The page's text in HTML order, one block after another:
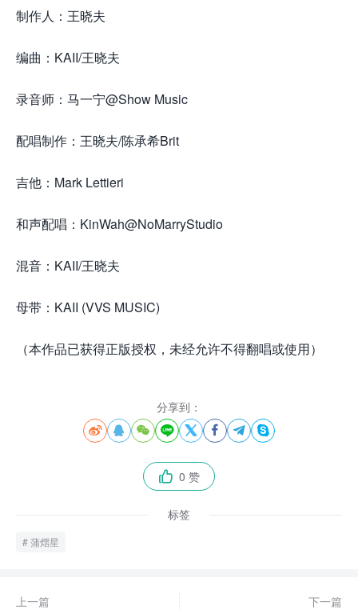
制作人：王晓夫
编曲：KAII/王晓夫
录音师：马一宁@Show Music
配唱制作：王晓夫/陈承希Brit
吉他：Mark Lettieri
和声配唱：KinWah@NoMarryStudio
混音：KAII/王晓夫
母带：KAII (VVS MUSIC)
（本作品已获得正版授权，未经允许不得翻唱或使用）
分享到：
       
 0 赞
标签
蒲熠星
上一篇
下一篇